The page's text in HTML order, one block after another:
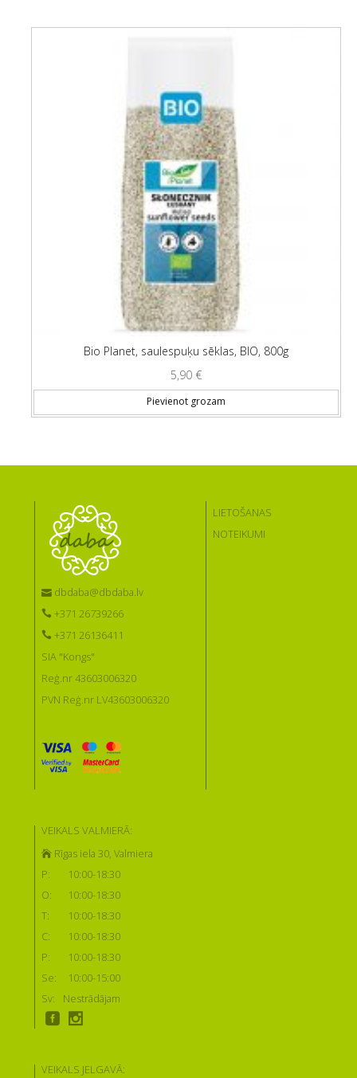
Bio Planet, saulespuķu sēklas, BIO, 800g
5,90 €
Pievienot grozam
dbdaba@dbdaba.lv
+371 26739266
+371 26136411
SIA "Kongs"
Reģ.nr 43603006320
PVN Reģ.nr LV43603006320
LIETOŠANAS
NOTEIKUMI
VEIKALS VALMIERĀ:
Rīgas iela 30, Valmiera
P:
10:00-18:30
O:
10:00-18:30
T:
10:00-18:30
C:
10:00-18:30
P:
10:00-18:30
Se:
10:00-15:00
Sv:
Nestrādājam
VEIKALS JELGAVĀ: